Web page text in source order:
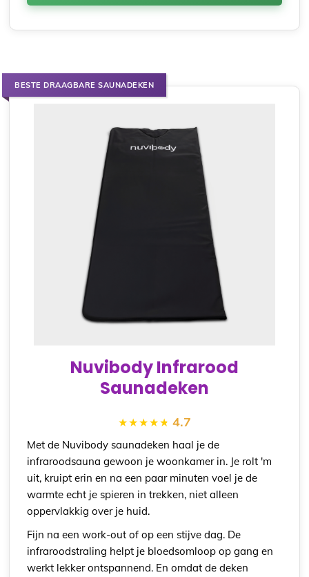
BESTE DRAAGBARE SAUNADEKEN
Nuvibody Infrarood
Saunadeken
4.7
Met de Nuvibody saunadeken haal je de
infraroodsauna gewoon je woonkamer in. Je rolt 'm
uit, kruipt erin en na een paar minuten voel je de
warmte echt je spieren in trekken, niet alleen
oppervlakkig over je huid.
Fijn na een work-out of op een stijve dag. De
infraroodstraling helpt je bloedsomloop op gang en
werkt lekker ontspannend. En omdat de deken